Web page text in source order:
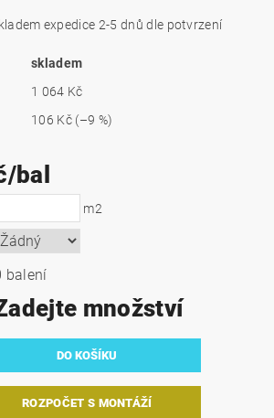
expedice 2-5 dnů dle potvrzení
skladem
1 064 Kč
106 Kč (–9 %)
bal
m2
balení
množství
ROZPOČET S MONTÁŽÍ